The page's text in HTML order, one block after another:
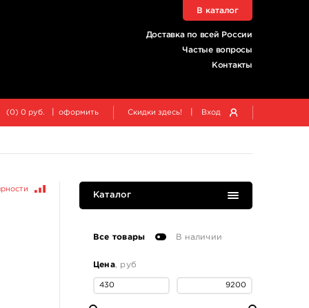
Доставка по всей России
Частые вопросы
Контакты
В каталог
(0) 0 руб. оформить Скидки здесь! Вход
Каталог
Все товары В наличии
Цена, руб